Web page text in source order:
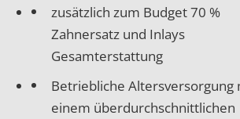
zusätzlich zum Budget 70 %
Zahnersatz und Inlays
Gesamterstattung
Betriebliche Altersversorgung
einem überdurchschnittlichen